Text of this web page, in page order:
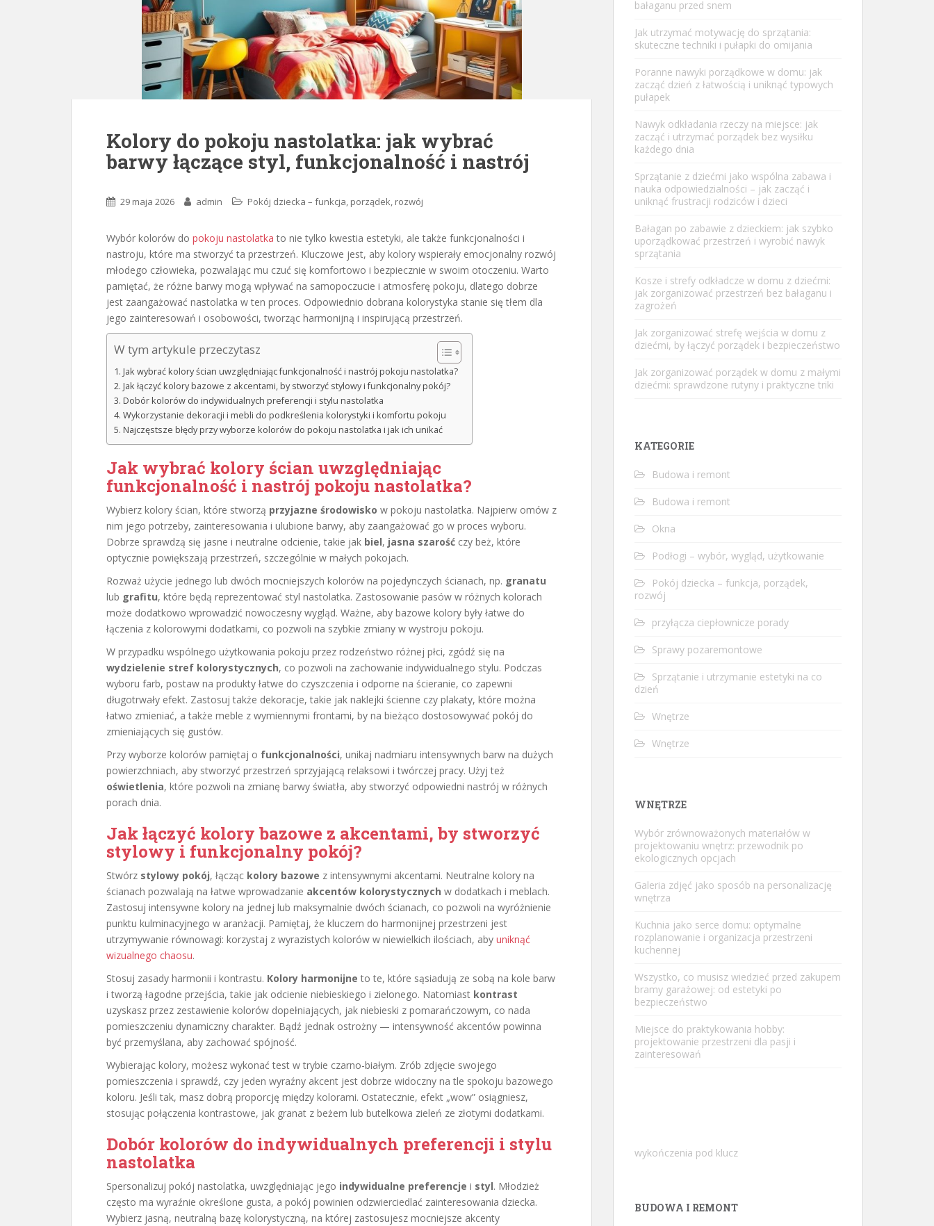
Kolory do pokoju nastolatka: jak wybrać
barwy łączące styl, funkcjonalność i nastrój
29 maja 2026 admin Pokój dziecka – funkcja, porządek, rozwój
Wybór kolorów do pokoju nastolatka to nie tylko kwestia estetyki, ale także funkcjonalności i
nastroju, które ma stworzyć ta przestrzeń. Kluczowe jest, aby kolory wspierały emocjonalny rozwój
młodego człowieka, pozwalając mu czuć się komfortowo i bezpiecznie w swoim otoczeniu. Warto
pamiętać, że różne barwy mogą wpływać na samopoczucie i atmosferę pokoju, dlatego dobrze
jest zaangażować nastolatka w ten proces. Odpowiednio dobrana kolorystyka stanie się tłem dla
jego zainteresowań i osobowości, tworząc harmonijną i inspirującą przestrzeń.
W tym artykule przeczytasz
Jak wybrać kolory ścian uwzględniając funkcjonalność i nastrój pokoju nastolatka?
Jak łączyć kolory bazowe z akcentami, by stworzyć stylowy i funkcjonalny pokój?
Dobór kolorów do indywidualnych preferencji i stylu nastolatka
Wykorzystanie dekoracji i mebli do podkreślenia kolorystyki i komfortu pokoju
Najczęstsze błędy przy wyborze kolorów do pokoju nastolatka i jak ich unikać
Jak wybrać kolory ścian uwzględniając
funkcjonalność i nastrój pokoju nastolatka?
Wybierz kolory ścian, które stworzą przyjazne środowisko w pokoju nastolatka. Najpierw omów z
nim jego potrzeby, zainteresowania i ulubione barwy, aby zaangażować go w proces wyboru.
Dobrze sprawdzą się jasne i neutralne odcienie, takie jak biel, jasna szarość czy beż, które
optycznie powiększają przestrzeń, szczególnie w małych pokojach.
Rozważ użycie jednego lub dwóch mocniejszych kolorów na pojedynczych ścianach, np. granatu
lub grafitu, które będą reprezentować styl nastolatka. Zastosowanie pasów w różnych kolorach
może dodatkowo wprowadzić nowoczesny wygląd. Ważne, aby bazowe kolory były łatwe do
łączenia z kolorowymi dodatkami, co pozwoli na szybkie zmiany w wystroju pokoju.
W przypadku wspólnego użytkowania pokoju przez rodzeństwo różnej płci, zgódź się na
wydzielenie stref kolorystycznych, co pozwoli na zachowanie indywidualnego stylu. Podczas
wyboru farb, postaw na produkty łatwe do czyszczenia i odporne na ścieranie, co zapewni
długotrwały efekt. Zastosuj także dekoracje, takie jak naklejki ścienne czy plakaty, które można
łatwo zmieniać, a także meble z wymiennymi frontami, by na bieżąco dostosowywać pokój do
zmieniających się gustów.
Przy wyborze kolorów pamiętaj o funkcjonalności, unikaj nadmiaru intensywnych barw na dużych
powierzchniach, aby stworzyć przestrzeń sprzyjającą relaksowi i twórczej pracy. Użyj też
oświetlenia, które pozwoli na zmianę barwy światła, aby stworzyć odpowiedni nastrój w różnych
porach dnia.
Jak łączyć kolory bazowe z akcentami, by stworzyć
stylowy i funkcjonalny pokój?
Stwórz stylowy pokój, łącząc kolory bazowe z intensywnymi akcentami. Neutralne kolory na
ścianach pozwalają na łatwe wprowadzanie akcentów kolorystycznych w dodatkach i meblach.
Zastosuj intensywne kolory na jednej lub maksymalnie dwóch ścianach, co pozwoli na wyróżnienie
punktu kulminacyjnego w aranżacji. Pamiętaj, że kluczem do harmonijnej przestrzeni jest
utrzymywanie równowagi: korzystaj z wyrazistych kolorów w niewielkich ilościach, aby uniknąć
wizualnego chaosu.
Stosuj zasady harmonii i kontrastu. Kolory harmonijne to te, które sąsiadują ze sobą na kole barw
i tworzą łagodne przejścia, takie jak odcienie niebieskiego i zielonego. Natomiast kontrast
uzyskasz przez zestawienie kolorów dopełniających, jak niebieski z pomarańczowym, co nada
pomieszczeniu dynamiczny charakter. Bądź jednak ostrożny — intensywność akcentów powinna
być przemyślana, aby zachować spójność.
Wybierając kolory, możesz wykonać test w trybie czarno-białym. Zrób zdjęcie swojego
pomieszczenia i sprawdź, czy jeden wyraźny akcent jest dobrze widoczny na tle spokoju bazowego
koloru. Jeśli tak, masz dobrą proporcję między kolorami. Ostatecznie, efekt „wow” osiągniesz,
stosując połączenia kontrastowe, jak granat z beżem lub butelkowa zieleń ze złotymi dodatkami.
Dobór kolorów do indywidualnych preferencji i stylu
nastolatka
Spersonalizuj pokój nastolatka, uwzględniając jego indywidualne preferencje i styl. Młodzież
często ma wyraźnie określone gusta, a pokój powinien odzwierciedlać zainteresowania dziecka.
Wybierz jasną, neutralną bazę kolorystyczną, na której zastosujesz mocniejsze akcenty
bałaganu przed snem
Jak utrzymać motywację do sprzątania:
skuteczne techniki i pułapki do omijania
Poranne nawyki porządkowe w domu: jak
zacząć dzień z łatwością i uniknąć typowych
pułapek
Nawyk odkładania rzeczy na miejsce: jak
zacząć i utrzymać porządek bez wysiłku
każdego dnia
Sprzątanie z dziećmi jako wspólna zabawa i
nauka odpowiedzialności – jak zacząć i
uniknąć frustracji rodziców i dzieci
Bałagan po zabawie z dzieckiem: jak szybko
uporządkować przestrzeń i wyrobić nawyk
sprzątania
Kosze i strefy odkładcze w domu z dziećmi:
jak zorganizować przestrzeń bez bałaganu i
zagrożeń
Jak zorganizować strefę wejścia w domu z
dziećmi, by łączyć porządek i bezpieczeństwo
Jak zorganizować porządek w domu z małymi
dziećmi: sprawdzone rutyny i praktyczne triki
KATEGORIE
Budowa i remont
Budowa i remont
Okna
Podłogi – wybór, wygląd, użytkowanie
Pokój dziecka – funkcja, porządek,
rozwój
przyłącza ciepłownicze porady
Sprawy pozaremontowe
Sprzątanie i utrzymanie estetyki na co
dzień
Wnętrze
Wnętrze
WNĘTRZE
Wybór zrównoważonych materiałów w
projektowaniu wnętrz: przewodnik po
ekologicznych opcjach
Galeria zdjęć jako sposób na personalizację
wnętrza
Kuchnia jako serce domu: optymalne
rozplanowanie i organizacja przestrzeni
kuchennej
Wszystko, co musisz wiedzieć przed zakupem
bramy garażowej: od estetyki po
bezpieczeństwo
Miejsce do praktykowania hobby:
projektowanie przestrzeni dla pasji i
zainteresowań
wykończenia pod klucz
BUDOWA I REMONT